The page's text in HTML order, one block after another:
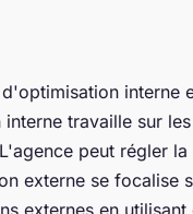
interne
travaille sur
peut régler
externe se focalise
externes en